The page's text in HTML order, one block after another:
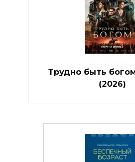
Трудно быть
(2026)